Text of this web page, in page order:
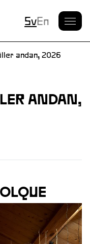
Nuvarande
SvEn
andan, 2026
ANDAN,